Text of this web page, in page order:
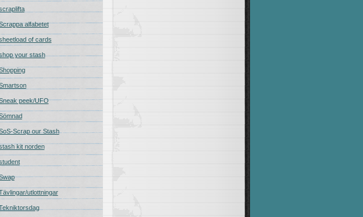
alfabetet
of cards
your stash
peek/UFO
Scrap our Stash
kit norden
utlottningar